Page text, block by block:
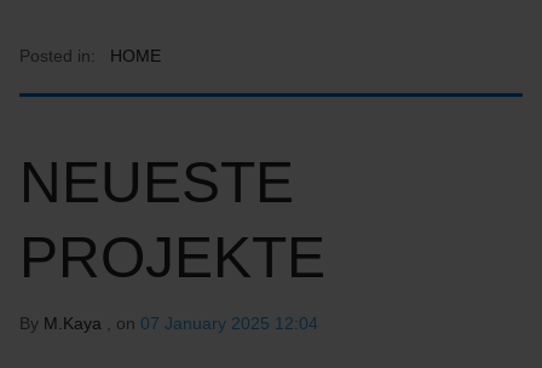
Posted in: HOME
NEUESTE
PROJEKTE
By M.Kaya , on 07 January 2025 12:04